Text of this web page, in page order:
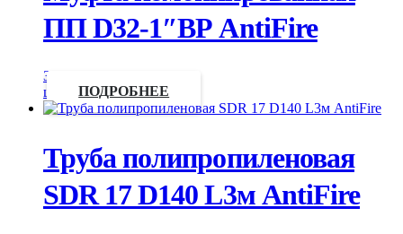
ПП D32-1″ВР AntiFire
Запросить
цену
ПОДРОБНЕЕ
Труба полипропиленовая
SDR 17 D140 L3м AntiFire